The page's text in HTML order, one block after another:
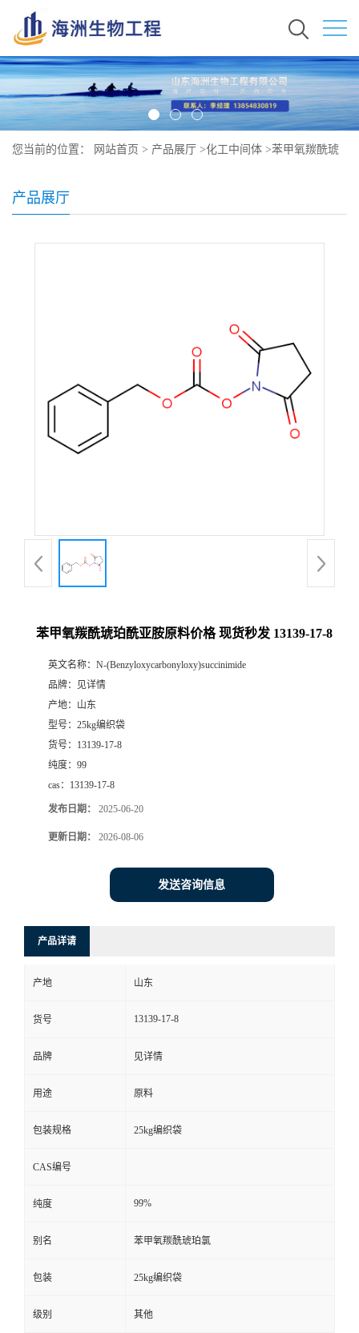
您当前的位置： 网站首页 > 产品展厅 >化工中间体 >苯甲氧羰酰琥
产品展厅
苯甲氧羰酰琥珀酰亚胺原料价格 现货秒发 13139-17-8
英文名称： N-(Benzyloxycarbonyloxy)succinimide
品牌：
见详情
产地： 山东
型号： 25kg编织袋
货号： 13139-17-8
纯度： 99
cas： 13139-17-8
发布日期： 2025-06-20
更新日期： 2026-08-06
发送咨询信息
产品详请
产地 山东
货号 13139-17-8
品牌 见详情
用途 原料
包装规格 25kg编织袋
CAS编号
纯度 99%
别名 苯甲氧羰酰琥珀氯
包装 25kg编织袋
级别 其他